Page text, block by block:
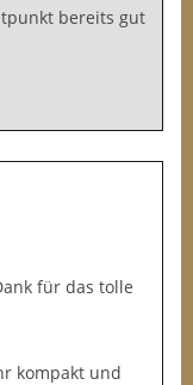
bereits gut
für das tolle
kompakt und